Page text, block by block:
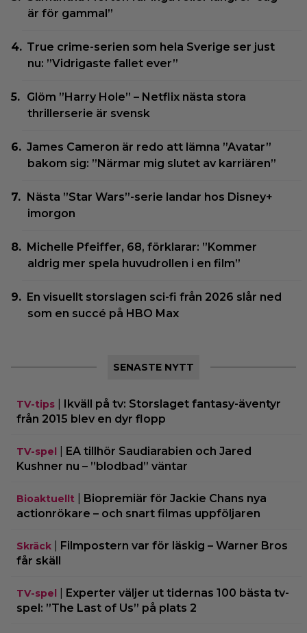
är för gammal”
True crime-serien som hela Sverige ser just
nu: ”Vidrigaste fallet ever”
Glöm ”Harry Hole” – Netflix nästa stora
thrillerserie är svensk
James Cameron är redo att lämna ”Avatar”
bakom sig: ”Närmar mig slutet av karriären”
Nästa ”Star Wars”-serie landar hos Disney+
imorgon
Michelle Pfeiffer, 68, förklarar: ”Kommer
aldrig mer spela huvudrollen i en film”
En visuellt storslagen sci-fi från 2026 slår ned
som en succé på HBO Max
SENASTE NYTT
TV-tips
Ikväll på tv: Storslaget fantasy-äventyr
från 2015 blev en dyr flopp
TV-spel
EA tillhör Saudiarabien och Jared
Kushner nu – ”blodbad” väntar
Bioaktuellt
Biopremiär för Jackie Chans nya
actionrökare – och snart filmas uppföljaren
Skräck
Filmpostern var för läskig – Warner Bros
får skäll
TV-spel
Experter väljer ut tidernas 100 bästa tv-
spel: ”The Last of Us” på plats 2